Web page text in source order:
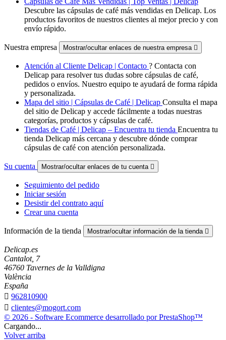
Descubre las cápsulas de café más vendidas en Delicap. Los
productos favoritos de nuestros clientes al mejor precio y con
envío rápido.
Nuestra empresa Mostrar/ocultar enlaces de nuestra empresa 
Atención al Cliente Delicap | Contacto ? Contacta con
Delicap para resolver tus dudas sobre cápsulas de café,
pedidos o envíos. Nuestro equipo te ayudará de forma rápida
y personalizada.
Mapa del sitio | Cápsulas de Café | Delicap Consulta el mapa
del sitio de Delicap y accede fácilmente a todas nuestras
categorías, productos y cápsulas de café.
Tiendas de Café | Delicap – Encuentra tu tienda Encuentra tu
tienda Delicap más cercana y descubre dónde comprar
cápsulas de café con atención personalizada.
Su cuenta Mostrar/ocultar enlaces de tu cuenta 
Seguimiento del pedido
Iniciar sesión
Desistir del contrato aquí
Crear una cuenta
Información de la tienda Mostrar/ocultar información de la tienda 
Delicap.es
Cantalot, 7
46760 Tavernes de la Valldigna
València
España
 962810900
 clientes@mogort.com
© 2026 - Software Ecommerce desarrollado por PrestaShop™
Cargando...
Volver arriba